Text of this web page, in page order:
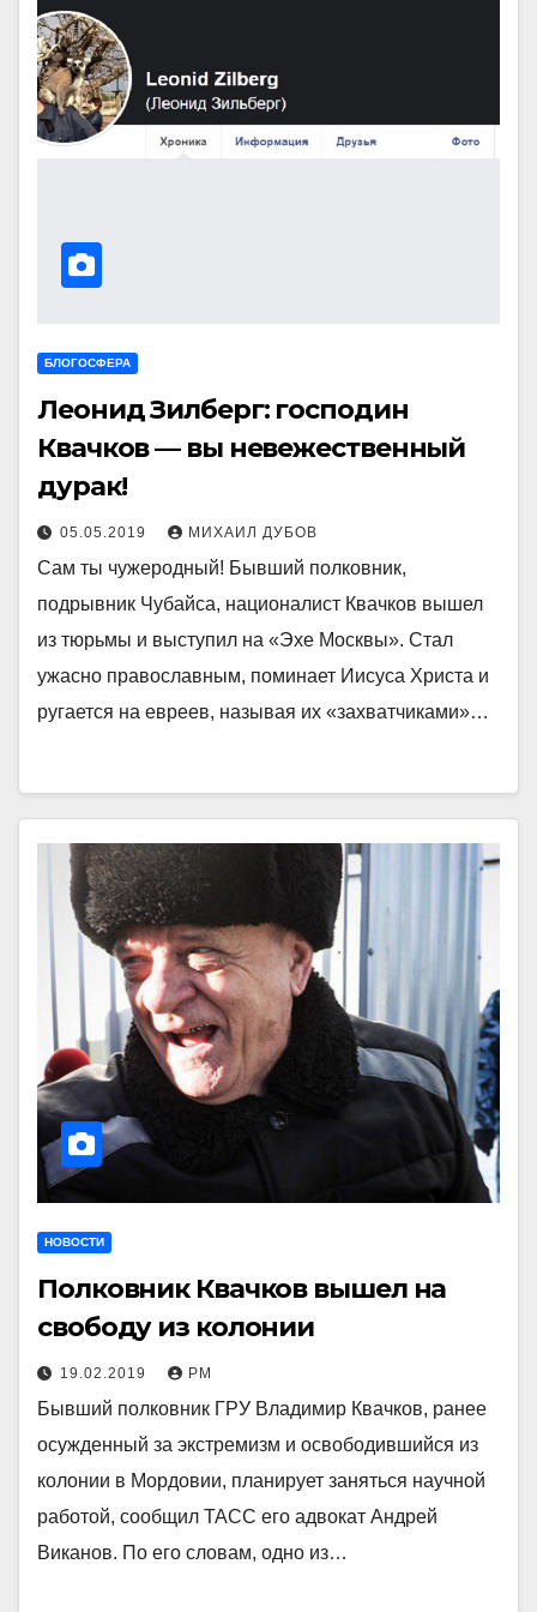
БЛОГОСФЕРА
Леонид Зилберг: господин
Квачков — вы невежественный
дурак!
05.05.2019 МИХАИЛ ДУБОВ
Сам ты чужеродный! Бывший полковник,
подрывник Чубайса, националист Квачков вышел
из тюрьмы и выступил на «Эхе Москвы». Стал
ужасно православным, поминает Иисуса Христа и
ругается на евреев, называя их «захватчиками»…
НОВОСТИ
Полковник Квачков вышел на
свободу из колонии
19.02.2019 РМ
Бывший полковник ГРУ Владимир Квачков, ранее
осужденный за экстремизм и освободившийся из
колонии в Мордовии, планирует заняться научной
работой, сообщил ТАСС его адвокат Андрей
Виканов. По его словам, одно из…